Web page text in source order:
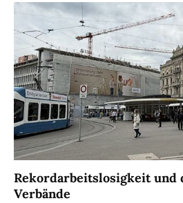
Rekordarbeitslosigkeit und
Verbände